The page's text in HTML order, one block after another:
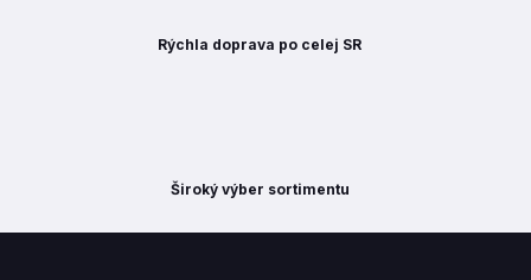
Rýchla doprava po celej SR
Široký výber sortimentu